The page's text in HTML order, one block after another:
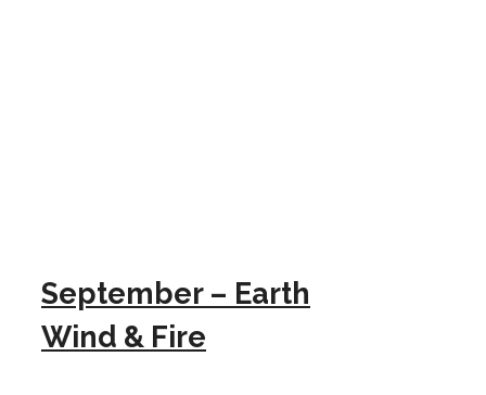
September – Earth
Wind & Fire